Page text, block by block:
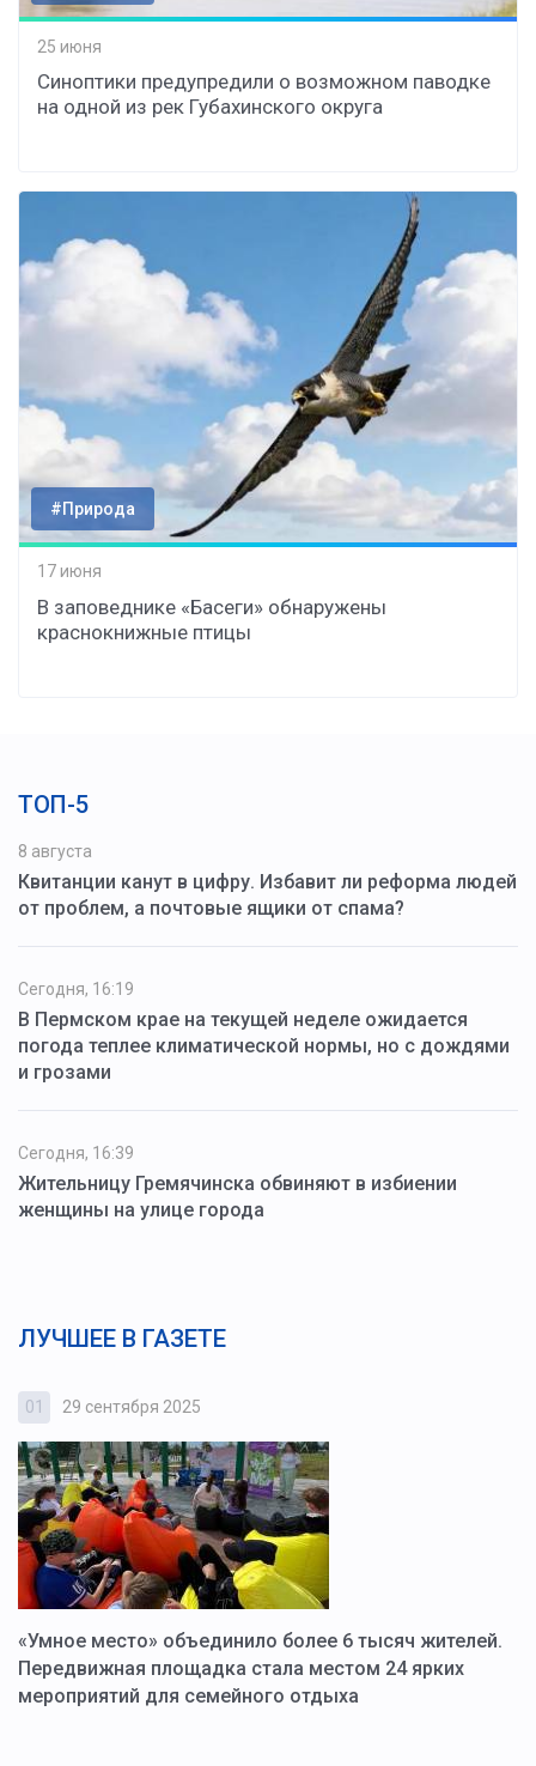
25 июня
Синоптики предупредили о возможном паводке
на одной из рек Губахинского округа
#Природа
17 июня
В заповеднике «Басеги» обнаружены
краснокнижные птицы
ТОП-5
8 августа
Квитанции канут в цифру. Избавит ли реформа людей
от проблем, а почтовые ящики от спама?
Сегодня, 16:19
В Пермском крае на текущей неделе ожидается
погода теплее климатической нормы, но с дождями
и грозами
Сегодня, 16:39
Жительницу Гремячинска обвиняют в избиении
женщины на улице города
ЛУЧШЕЕ В ГАЗЕТЕ
01 29 сентября 2025
«Умное место» объединило более 6 тысяч жителей.
Передвижная площадка стала местом 24 ярких
мероприятий для семейного отдыха